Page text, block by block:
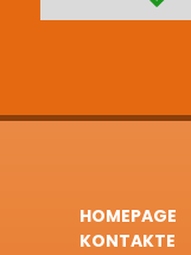
HOMEPAGE
KONTAKTE